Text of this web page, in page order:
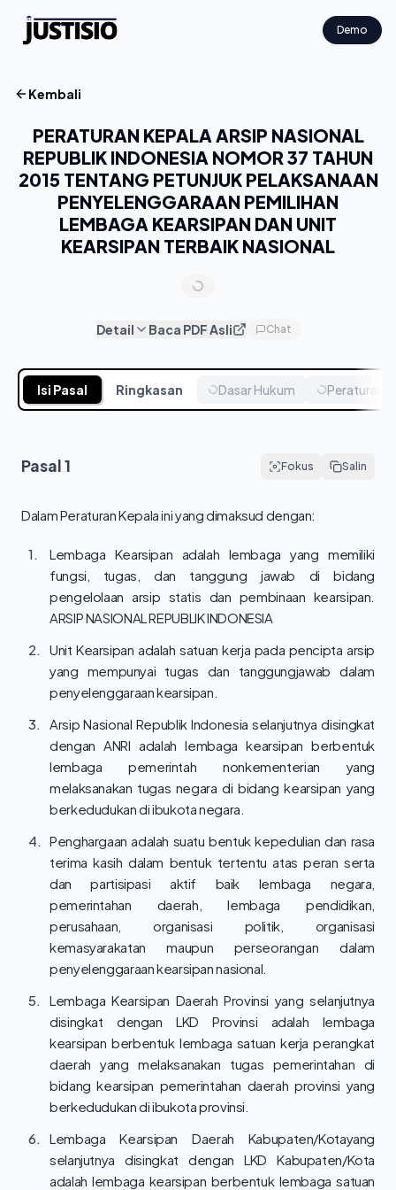
Demo
Kembali
PERATURAN KEPALA ARSIP NASIONAL
REPUBLIK INDONESIA NOMOR 37 TAHUN
2015 TENTANG PETUNJUK PELAKSANAAN
PENYELENGGARAAN PEMILIHAN
LEMBAGA KEARSIPAN DAN UNIT
KEARSIPAN TERBAIK NASIONAL
Detail Baca PDF Asli Chat
Isi Pasal Ringkasan Dasar Hukum Peraturan
Pasal1 Fokus Salin
Dalam Peraturan Kepala ini yang dimaksud dengan:
1.
Lembaga Kearsipan adalah lembaga yang memiliki
fungsi, tugas, dan tanggung jawab di bidang
pengelolaan arsip statis dan pembinaan kearsipan.
ARSIP NASIONAL REPUBLIK INDONESIA
2.
Unit Kearsipan adalah satuan kerja pada pencipta arsip
yang mempunyai tugas dan tanggungjawab dalam
penyelenggaraan kearsipan.
3.
Arsip Nasional Republik Indonesia selanjutnya disingkat
dengan ANRI adalah lembaga kearsipan berbentuk
lembaga pemerintah nonkementerian yang
melaksanakan tugas negara di bidang kearsipan yang
berkedudukan di ibukota negara.
4. Penghargaan adalah suatu bentuk kepedulian dan rasa
terima kasih dalam bentuk tertentu atas peran serta
dan partisipasi aktif baik lembaga negara,
pemerintahan daerah, lembaga pendidikan,
perusahaan, organisasi politik, organisasi
kemasyarakatan maupun perseorangan dalam
penyelenggaraan kearsipan nasional.
5.
Lembaga Kearsipan Daerah Provinsi yang selanjutnya
disingkat dengan LKD Provinsi adalah lembaga
kearsipan berbentuk lembaga satuan kerja perangkat
daerah yang melaksanakan tugas pemerintahan di
bidang kearsipan pemerintahan daerah provinsi yang
berkedudukan di ibukota provinsi.
6.
Lembaga Kearsipan Daerah Kabupaten/Kotayang
selanjutnya disingkat dengan LKD Kabupaten/Kota
adalah lembaga kearsipan berbentuk lembaga satuan